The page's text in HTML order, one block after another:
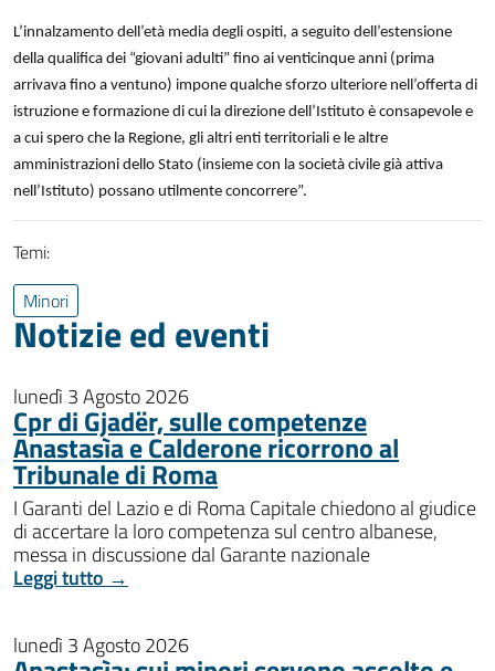
L’innalzamento dell’età media degli ospiti, a seguito dell’estensione
della qualifica dei “giovani adulti” fino ai venticinque anni (prima
arrivava fino a ventuno) impone qualche sforzo ulteriore nell’offerta di
istruzione e formazione di cui la direzione dell’Istituto è consapevole e
a cui spero che la Regione, gli altri enti territoriali e le altre
amministrazioni dello Stato (insieme con la società civile già attiva
nell’Istituto) possano utilmente concorrere”.
Temi:
Minori
Notizie ed eventi
lunedì 3 Agosto 2026
Cpr di Gjadër, sulle competenze
Anastasìa e Calderone ricorrono al
Tribunale di Roma
I Garanti del Lazio e di Roma Capitale chiedono al giudice
di accertare la loro competenza sul centro albanese,
messa in discussione dal Garante nazionale
Leggi tutto →
lunedì 3 Agosto 2026